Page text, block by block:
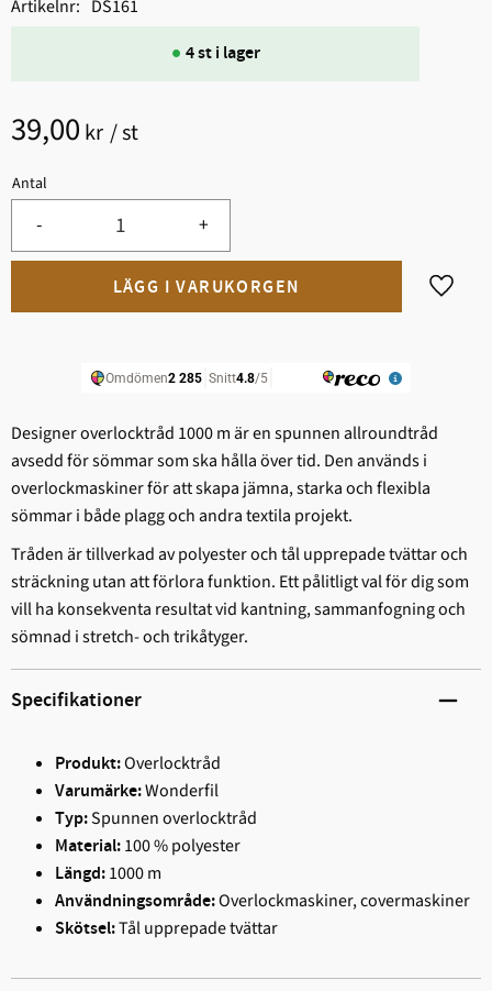
39,00 kr /st
Antal
+
-
Lägg
4 st i lager
Artikelnr DS161
Designer overlocktråd 1000 m är en spunnen allroundtråd
avsedd för sömmar som ska hålla över tid. Den används i
overlockmaskiner för att skapa jämna, starka och flexibla
sömmar i både plagg och andra textila projekt.
Tråden är tillverkad av polyester och tål upprepade tvättar och
sträckning utan att förlora funktion. Ett pålitligt val för dig som
vill ha konsekventa resultat vid kantning, sammanfogning och
sömnad i stretch- och trikåtyger.
Specifikationer
Produkt:Overlocktråd
Varumärke:Wonderfil
Typ:Spunnen overlocktråd
Material:100 % polyester
Längd:1000 m
Användningsområde:Overlockmaskiner, covermaskiner
Skötsel:Tål upprepade tvättar